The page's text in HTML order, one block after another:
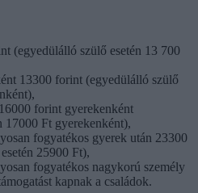
(egyedülálló szülő esetén 13 700
13300 forint (egyedülálló szülő
forint gyerekenként
17000 Ft gyerekenként),
fogyatékos gyerek után 23300
25900 Ft),
fogyatékos nagykorú személy
kapnak a családok.